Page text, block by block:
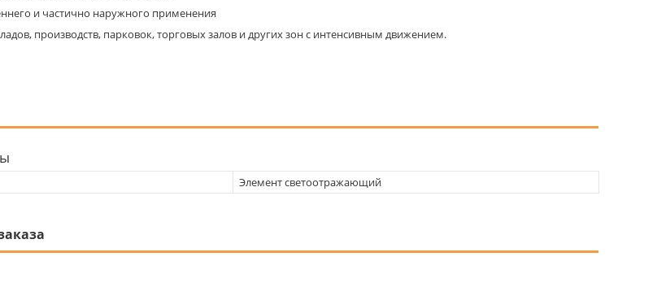
и частично наружного применения
производств, парковок, торговых залов и других зон с интенсивным движением.
Элемент светоотражающий